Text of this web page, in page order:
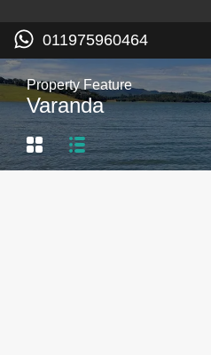
011975960464
Property Feature
Varanda